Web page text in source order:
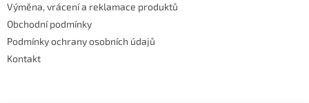
Výměna, vrácení a reklamace produktů
Obchodní podmínky
Podmínky ochrany osobních údajů
Kontakt